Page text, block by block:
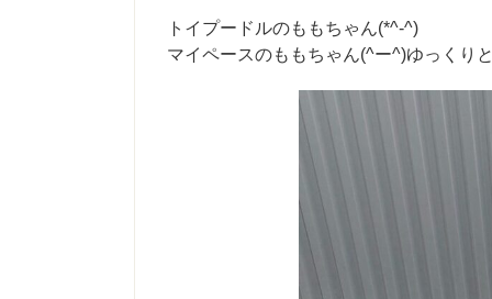
トイプードルのももちゃん(*^-^)
マイペースのももちゃん(^ー^)ゆっくり